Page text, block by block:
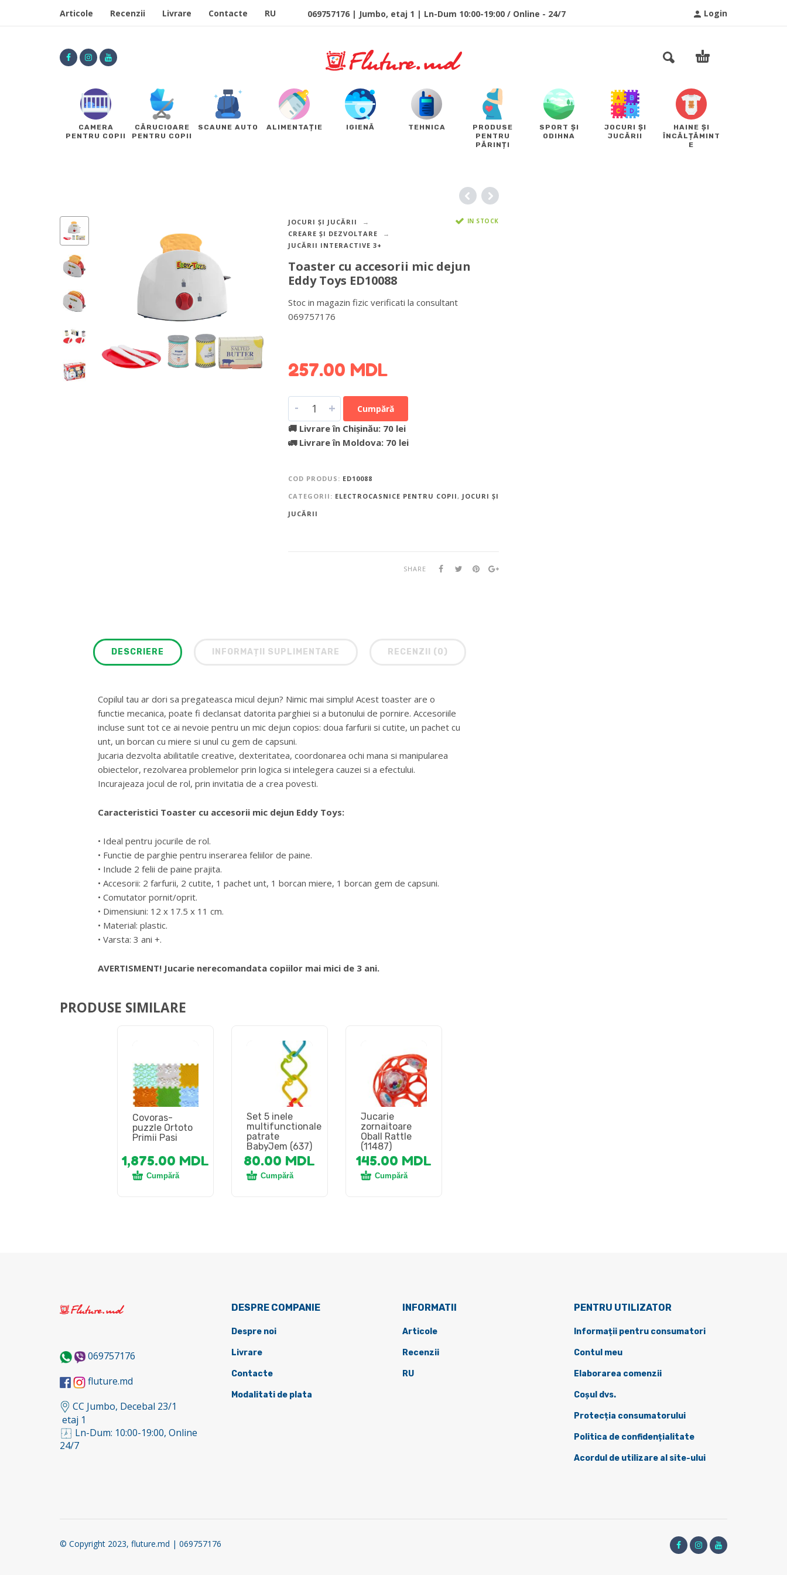
Login
Articole Recenzii Livrare Contacte RU 069757176 | Jumbo, etaj 1 | Ln-Dum 10:00-19:00 / Online - 24/7
CAMERA
PENTRU COPII
CĂRUCIOARE
PENTRU COPII
SCAUNE AUTO ALIMENTAȚIE IGIENĂ TEHNICA
PRODUSE
PENTRU
PĂRINȚI
SPORT ȘI
ODIHNA
JOCURI ȘI
JUCĂRII
HAINE ȘI
ÎNCĂLȚĂMINT
E
JOCURI ȘI JUCĂRII
CREARE ȘI DEZVOLTARE
JUCĂRII INTERACTIVE 3+
IN STOCK
Toaster cu accesorii mic dejun
Eddy Toys ED10088
Stoc in magazin fizic verificati la consultant
069757176
257.00 MDL
- + Cumpără
🚚 Livrare în Chișinău: 70 lei
🚛 Livrare în Moldova: 70 lei
COD PRODUS: ED10088
CATEGORII: ELECTROCASNICE PENTRU COPII , JOCURI ȘI
JUCĂRII
SHARE
DESCRIERE INFORMAȚII SUPLIMENTARE RECENZII (0)
Copilul tau ar dori sa pregateasca micul dejun? Nimic mai simplu! Acest toaster are o
functie mecanica, poate fi declansat datorita parghiei si a butonului de pornire. Accesoriile
incluse sunt tot ce ai nevoie pentru un mic dejun copios: doua farfurii si cutite, un pachet cu
unt, un borcan cu miere si unul cu gem de capsuni.
Jucaria dezvolta abilitatile creative, dexteritatea, coordonarea ochi mana si manipularea
obiectelor, rezolvarea problemelor prin logica si intelegera cauzei si a efectului.
Incurajeaza jocul de rol, prin invitatia de a crea povesti.
Caracteristici Toaster cu accesorii mic dejun Eddy Toys:
• Ideal pentru jocurile de rol.
• Functie de parghie pentru inserarea feliilor de paine.
• Include 2 felii de paine prajita.
• Accesorii: 2 farfurii, 2 cutite, 1 pachet unt, 1 borcan miere, 1 borcan gem de capsuni.
• Comutator pornit/oprit.
• Dimensiuni: 12 x 17.5 x 11 cm.
• Material: plastic.
• Varsta: 3 ani +.
AVERTISMENT! Jucarie nerecomandata copiilor mai mici de 3 ani.
PRODUSE SIMILARE
Covoras-
puzzle Ortoto
Primii Pasi
1,875.00 MDL
Cumpără
Set 5 inele
multifunctionale
patrate
BabyJem (637)
80.00 MDL
Cumpără
Jucarie
zornaitoare
Oball Rattle
(11487)
145.00 MDL
Cumpără
069757176
fluture.md
CC Jumbo, Decebal 23/1
etaj 1
Ln-Dum: 10:00-19:00, Online
24/7
DESPRE COMPANIE
Despre noi
Livrare
Contacte
Modalitati de plata
INFORMATII
Articole
Recenzii
RU
PENTRU UTILIZATOR
Informații pentru consumatori
Contul meu
Elaborarea comenzii
Coșul dvs.
Protecția consumatorului
Politica de confidențialitate
Acordul de utilizare al site-ului
© Copyright 2023, fluture.md | 069757176